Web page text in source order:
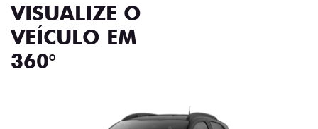
VISUALIZE O
VEÍCULO EM
360°